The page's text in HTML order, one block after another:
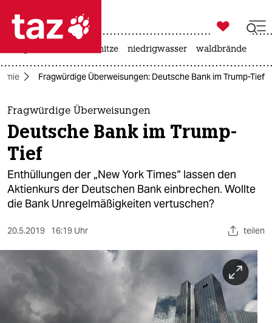
 taz zahl ich
taz zahl ich
themen
politik
öko
gesellschaft
sport
berlin
nord

taz zahl ich
hitze niedrigwasser waldbrände
Fragwürdige Überweisungen: Deutsche Bank im Trump-Tief
Fragwürdige Überweisungen
Deutsche Bank im Trump-
Tief
Enthüllungen der „New York Times“ lassen den
Aktienkurs der Deutschen Bank einbrechen. Wollte
die Bank Unregelmäßigkeiten vertuschen?
20.5.2019 16:19 Uhr teilen